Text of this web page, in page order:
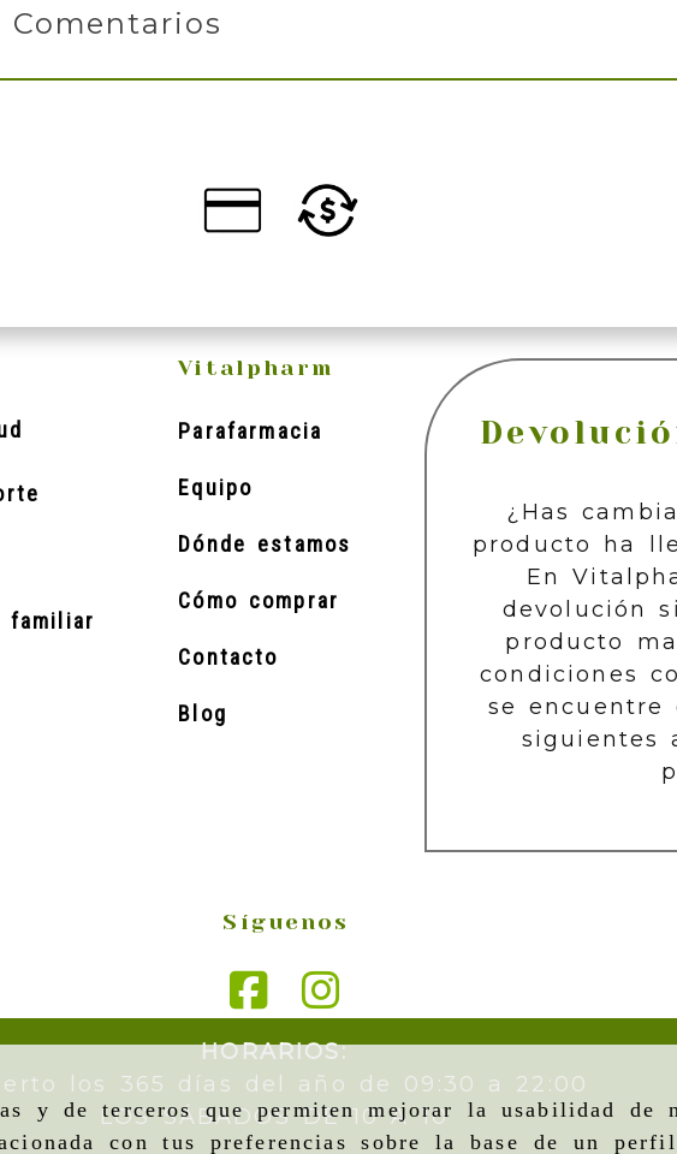
y de terceros que permiten mejorar la usabilidad de
con tus preferencias sobre la base de un
Comentarios
familiar
Vitalpharm
Parafarmacia
Equipo
Dónde estamos
Cómo comprar
Contacto
Blog
¿Has
producto ha
En
devolución
producto
condiciones
se
siguientes
Síguenos
HORARIOS:
los 365 días del año de 09:30 a 22:00
LOS SÁBADOS DE 10 A 10